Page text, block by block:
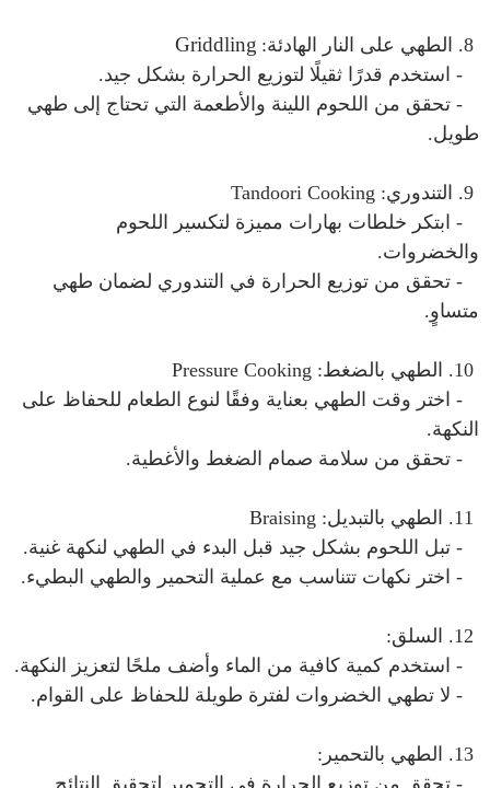
Griddling
- استخدم قدرًا ثقيلًا لتوزيع الحرارة بشكل جيد.
- تحقق من اللحوم اللينة والأطعمة التي تحتاج إلى طهي
طويل.
- ابتكر خلطات بهارات مميزة لتكسير اللحوم
والخضروات.
- تحقق من توزيع الحرارة في التندوري لضمان طهي
متساوٍ.
- اختر وقت الطهي بعناية وفقًا لنوع الطعام للحفاظ على
النكهة.
- تحقق من سلامة صمام الضغط والأغطية.
- تبل اللحوم بشكل جيد قبل البدء في الطهي لنكهة غنية.
- اختر نكهات تتناسب مع عملية التحمير والطهي البطيء.
- استخدم كمية كافية من الماء وأضف ملحًا لتعزيز النكهة.
- لا تطهي الخضروات لفترة طويلة للحفاظ على القوام.
- تحقق من توزيع الحرارة في التحمير لتحقيق النتائج